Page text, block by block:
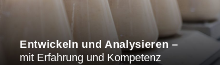
Entwickeln und Analysieren –
mit Erfahrung und Kompetenz